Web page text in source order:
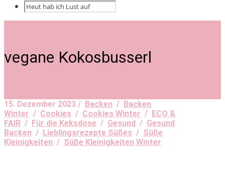
vegane Kokosbusserl
15. Dezember 2023 / Backen / Backen
Winter / Cookies / Cookies Winter / ECO &
FAIR / Für die Keksdose / Gesund / Gesund
Backen / Lieblingsrezepte Süßes / Süße
Kleinigkeiten / Süße Kleinigkeiten Winter